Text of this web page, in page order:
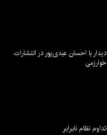
دیدار با احسان عبدی‌پور در انتشارات
خوارزمی
تداوم نظام نابرابر